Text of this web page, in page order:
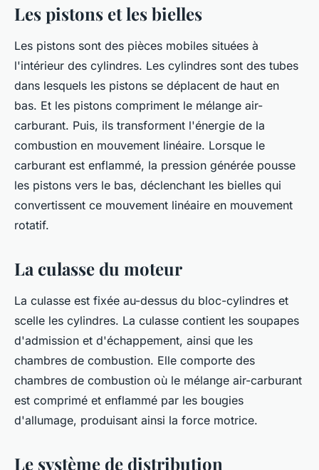
Les pistons et les bielles
Les pistons sont des pièces mobiles situées à
l'intérieur des cylindres. Les cylindres sont des tubes
dans lesquels les pistons se déplacent de haut en
bas. Et les pistons compriment le mélange air-
carburant. Puis, ils transforment l'énergie de la
combustion en mouvement linéaire. Lorsque le
carburant est enflammé, la pression générée pousse
les pistons vers le bas, déclenchant les bielles qui
convertissent ce mouvement linéaire en mouvement
rotatif.
La culasse du moteur
La culasse est fixée au-dessus du bloc-cylindres et
scelle les cylindres. La culasse contient les soupapes
d'admission et d'échappement, ainsi que les
chambres de combustion. Elle comporte des
chambres de combustion où le mélange air-carburant
est comprimé et enflammé par les bougies
d'allumage, produisant ainsi la force motrice.
Le système de distribution